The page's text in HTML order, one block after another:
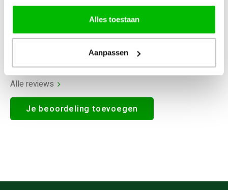
Alles toestaan
Aanpassen
Alle reviews
Je beoordeling toevoegen